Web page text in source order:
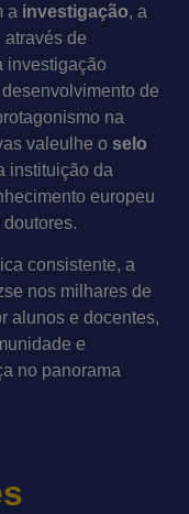
a investigação, a
através de
investigação
de
na
valeulhe o selo
instituição da
europeu
consistente, a
nos milhares de
alunos e docentes,
e
no panorama